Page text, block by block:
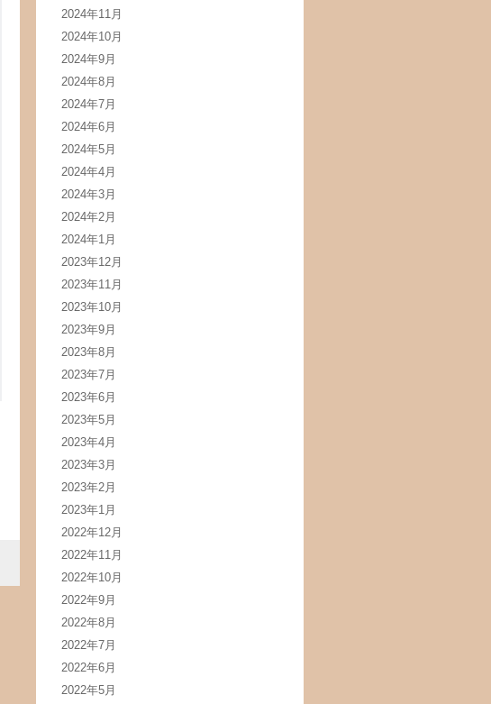
2024年11月
2024年10月
2024年9月
2024年8月
2024年7月
2024年6月
2024年5月
2024年4月
2024年3月
2024年2月
2024年1月
2023年12月
2023年11月
2023年10月
2023年9月
2023年8月
2023年7月
2023年6月
2023年5月
2023年4月
2023年3月
2023年2月
2023年1月
2022年12月
2022年11月
2022年10月
2022年9月
2022年8月
2022年7月
2022年6月
2022年5月